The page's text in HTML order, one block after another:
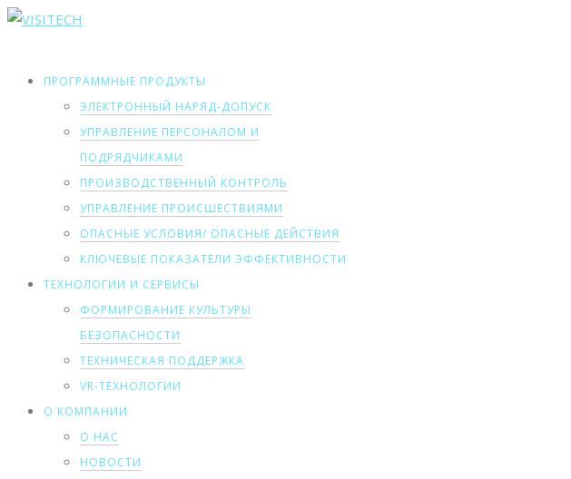
ПРОГРАММНЫЕ ПРОДУКТЫ
ЭЛЕКТРОННЫЙ НАРЯД-ДОПУСК
УПРАВЛЕНИЕ ПЕРСОНАЛОМ И
ПОДРЯДЧИКАМИ
ПРОИЗВОДСТВЕННЫЙ КОНТРОЛЬ
УПРАВЛЕНИЕ ПРОИСШЕСТВИЯМИ
ОПАСНЫЕ УСЛОВИЯ/ ОПАСНЫЕ ДЕЙСТВИЯ
КЛЮЧЕВЫЕ ПОКАЗАТЕЛИ ЭФФЕКТИВНОСТИ
ТЕХНОЛОГИИ И СЕРВИСЫ
ФОРМИРОВАНИЕ КУЛЬТУРЫ
БЕЗОПАСНОСТИ
ТЕХНИЧЕСКАЯ ПОДДЕРЖКА
VR-ТЕХНОЛОГИИ
О КОМПАНИИ
О НАС
НОВОСТИ